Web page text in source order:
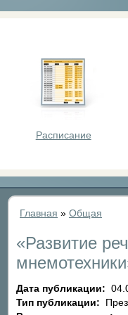
Расписание
Главная » Общая
«Развитие
Дата публикации:
Тип публикации: